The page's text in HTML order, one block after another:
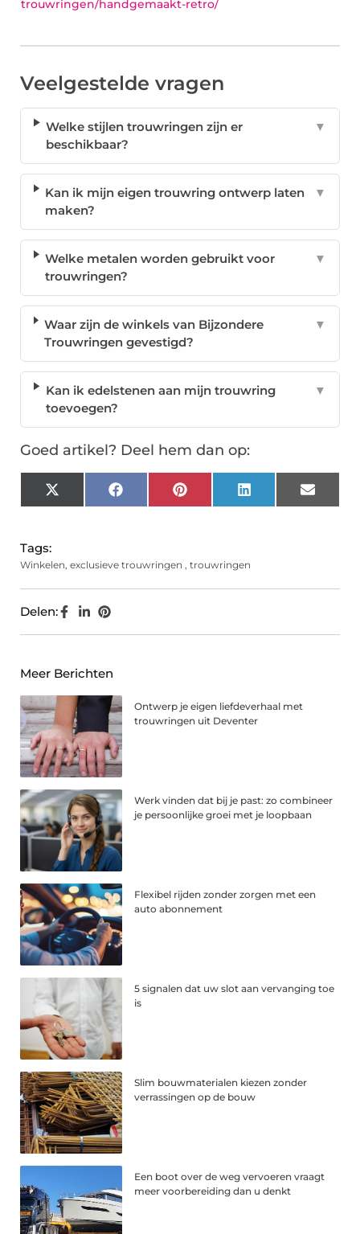
trouwringen/handgemaakt-retro/
Veelgestelde vragen
Welke stijlen trouwringen zijn er
beschikbaar?
▼
Kan ik mijn eigen trouwring ontwerp laten
maken?
▼
Welke metalen worden gebruikt voor
trouwringen?
▼
Waar zijn de winkels van Bijzondere
Trouwringen gevestigd?
▼
Kan ik edelstenen aan mijn trouwring
toevoegen?
▼
Goed artikel? Deel hem dan op:
X
(Twitter)
FacebookPinterest LinkedIn Email
Tags:
Winkelen, exclusieve trouwringen , trouwringen
Delen:
Meer Berichten
Ontwerp je eigen liefdeverhaal met
trouwringen uit Deventer
Werk vinden dat bij je past: zo combineer
je persoonlijke groei met je loopbaan
Flexibel rijden zonder zorgen met een
auto abonnement
5 signalen dat uw slot aan vervanging toe
is
Slim bouwmaterialen kiezen zonder
verrassingen op de bouw
Een boot over de weg vervoeren vraagt
meer voorbereiding dan u denkt